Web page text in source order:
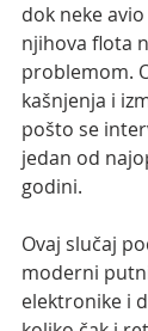
dok neke
njihova flota
problemom.
kašnjenja i
pošto se
jedan od
godini.
Ovaj slučaj
moderni
elektronike i